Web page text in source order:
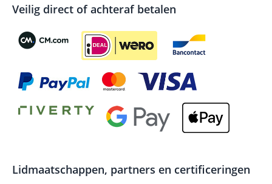
Veilig direct of achteraf betalen
Lidmaatschappen, partners en certificeringen